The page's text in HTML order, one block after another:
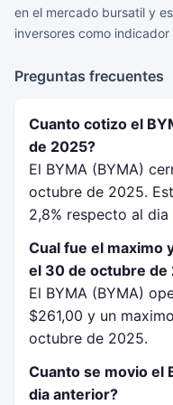
en el mercado bursatil y
inversores como
Preguntas frecuentes
Cuanto cotizo el
de 2025?
El BYMA (BYMA)
octubre de 2025.
2,8% respecto al dia
Cual fue el maximo
el 30 de octubre de
El BYMA (BYMA)
$261,00 y un
octubre de 2025.
Cuanto se movio el
dia anterior?